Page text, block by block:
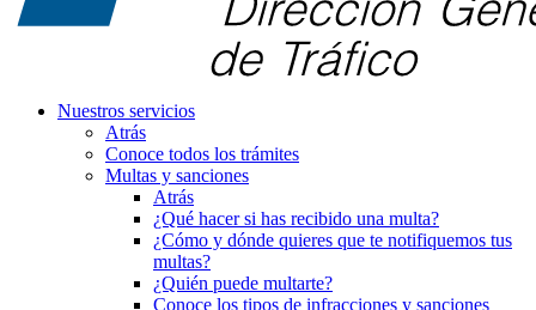
Nuestros servicios
Atrás
Conoce todos los trámites
Multas y sanciones
Atrás
¿Qué hacer si has recibido una multa?
¿Cómo y dónde quieres que te notifiquemos tus
multas?
¿Quién puede multarte?
Conoce los tipos de infracciones y sanciones